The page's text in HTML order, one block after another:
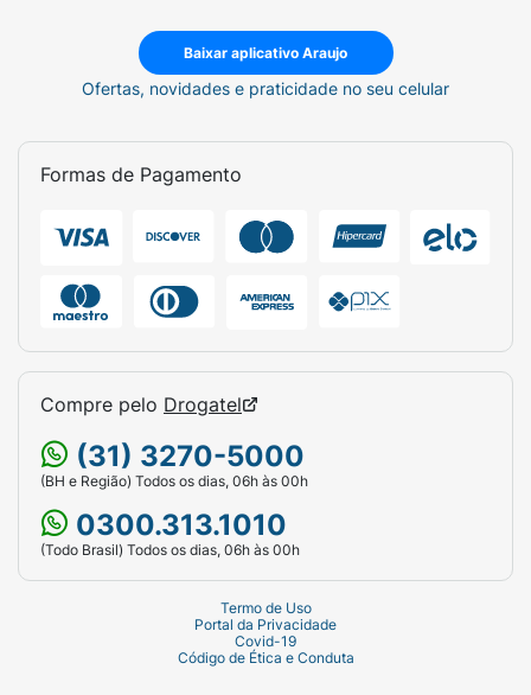
Baixar aplicativo Araujo
Ofertas, novidades e praticidade no seu celular
Formas de Pagamento
Compre pelo Drogatel
(31) 3270-5000
(BH e Região) Todos os dias, 06h às 00h
0300.313.1010
(Todo Brasil) Todos os dias, 06h às 00h
Termo de Uso
Portal da Privacidade
Covid-19
Código de Ética e Conduta